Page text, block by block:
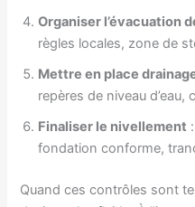
Organiser l’évacuation
règles locales, zone de
Mettre en place
repères de niveau d’eau,
Finaliser le nivellement
fondation conforme,
Quand ces contrôles sont